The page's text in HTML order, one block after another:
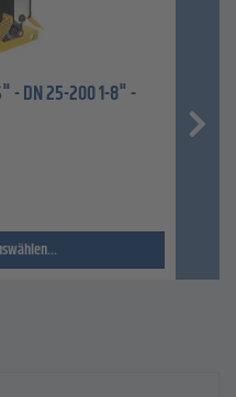
- DN 25-200 1-8" -